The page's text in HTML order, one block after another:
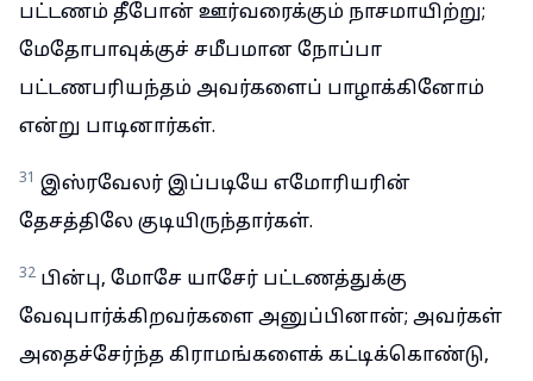
பட்டணம் தீபோன் ஊர்வரைக்கும் நாசமாயிற்று;
மேதோபாவுக்குச் சமீபமான நோப்பா
பட்டணபரியந்தம் அவர்களைப் பாழாக்கினோம்
என்று பாடினார்கள்.
31 இஸ்ரவேலர் இப்படியே எமோரியரின்
தேசத்திலே குடியிருந்தார்கள்.
32 பின்பு, மோசே யாசேர் பட்டணத்துக்கு
வேவுபார்க்கிறவர்களை அனுப்பினான்; அவர்கள்
அதைச்சேர்ந்த கிராமங்களைக் கட்டிக்கொண்டு,